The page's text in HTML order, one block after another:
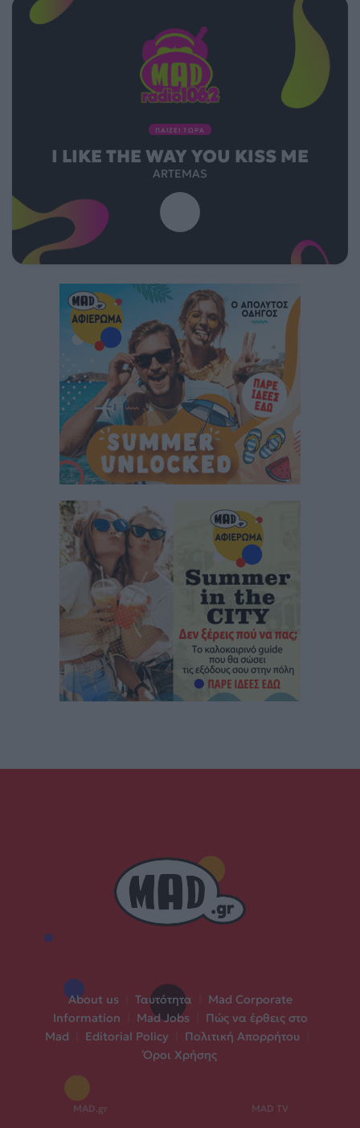
ΠΑΙΖΕΙ ΤΩΡΑ
I LIKE THE WAY YOU KISS ME
ARTEMAS
About us Ταυτότητα
Mad Corporate
Information
Mad Jobs
Πώς να έρθεις στο
Mad
Editorial Policy Πολιτική Απορρήτου
Όροι Χρήσης
MAD.gr MAD TV